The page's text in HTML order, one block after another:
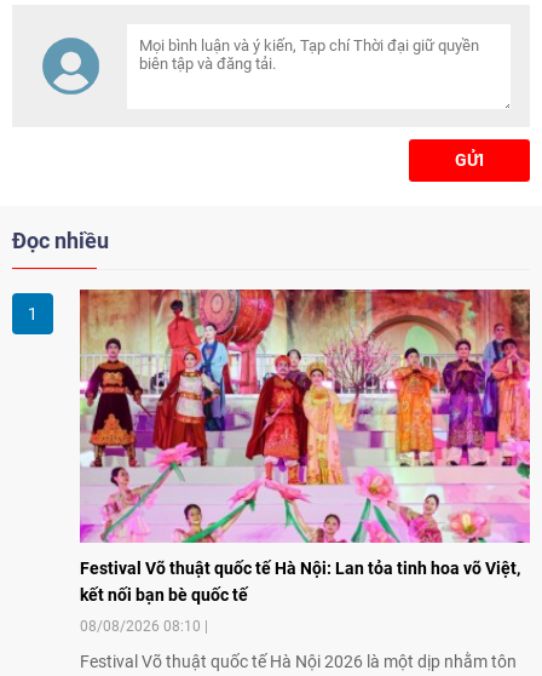
GỬI
Đọc nhiều
Festival Võ thuật quốc tế Hà Nội: Lan tỏa tinh hoa võ Việt,
kết nối bạn bè quốc tế
08/08/2026 08:10
Festival Võ thuật quốc tế Hà Nội 2026 là một dịp nhằm tôn